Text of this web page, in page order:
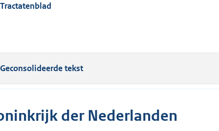
Tractatenblad
Geconsolideerde tekst
der Nederlanden